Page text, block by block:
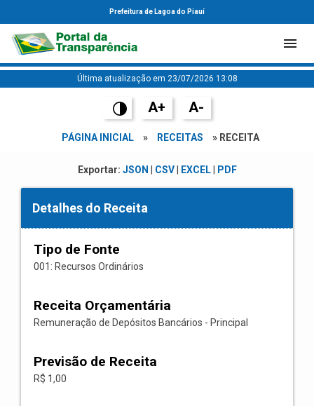
Prefeitura de Lagoa do Piauí
Última atualização em 23/07/2026 13:08
A+ A-
PÁGINA INICIAL » RECEITAS » RECEITA
Exportar: JSON CSV| EXCEL| PDF
Detalhes do Receita
Tipo de Fonte
001: Recursos Ordinários
Receita Orçamentária
Remuneração de Depósitos Bancários - Principal
Previsão de Receita
R$ 1,00